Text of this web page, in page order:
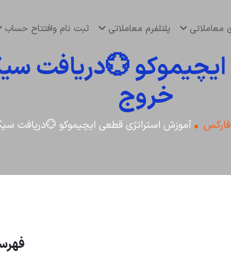
پلتلفرم معاملاتی ثبت نام وافتتاح حساب
💮دریافت
خروج
آموزش استراتژی قطعی ایچیموکو 💮دریافت